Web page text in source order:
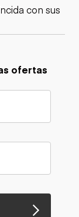
con sus
ofertas